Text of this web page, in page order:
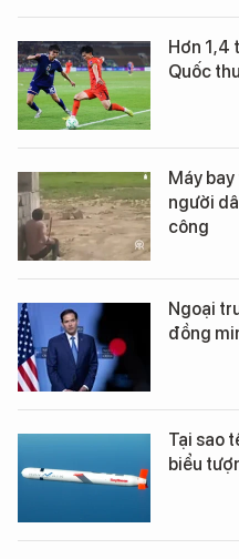
Hơn 1,4
Quốc
Máy
người
công
Ngoại
đồng
Tại sao
biểu